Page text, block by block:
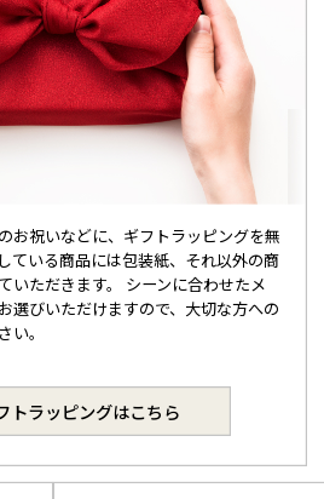
お祝いなどに、ギフトラッピングを無
ている商品には包装紙、それ以外の商
いただきます。 シーンに合わせたメ
選びいただけますので、大切な方への
い。
トラッピングはこちら